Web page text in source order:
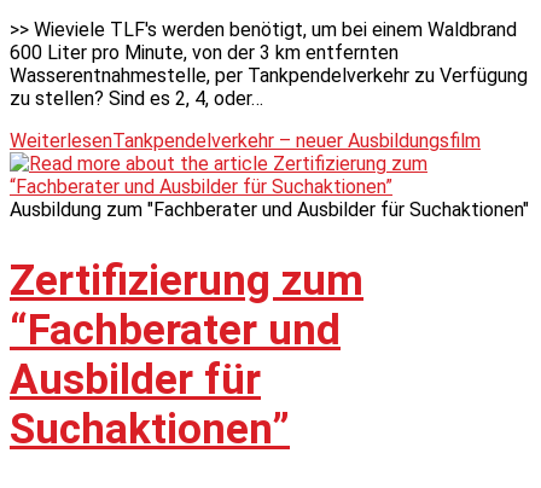
>> Wieviele TLF's werden benötigt, um bei einem Waldbrand
600 Liter pro Minute, von der 3 km entfernten
Wasserentnahmestelle, per Tankpendelverkehr zu Verfügung
zu stellen? Sind es 2, 4, oder…
WeiterlesenTankpendelverkehr – neuer Ausbildungsfilm
Ausbildung zum "Fachberater und Ausbilder für Suchaktionen"
Zertifizierung zum
“Fachberater und
Ausbilder für
Suchaktionen”